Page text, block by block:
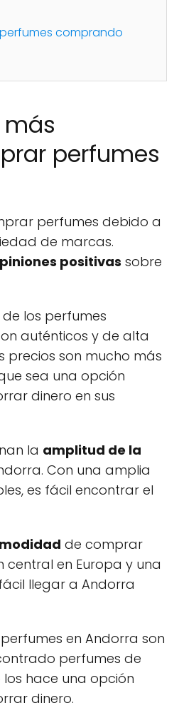
comprando
más
perfumes
perfumes debido a
de marcas.
positivas sobre
de los perfumes
auténticos y de alta
precios son mucho más
sea una opción
dinero en sus
la amplitud de la
Con una amplia
es fácil encontrar el
de comprar
central en Europa y una
llegar a Andorra
en Andorra son
perfumes de
hace una opción
dinero.